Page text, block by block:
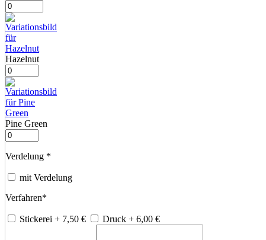
Hazelnut
Pine Green
Verdelung *
mit Verdelung
Verfahren*
Stickerei + 7,50 € Druck + 6,00 €